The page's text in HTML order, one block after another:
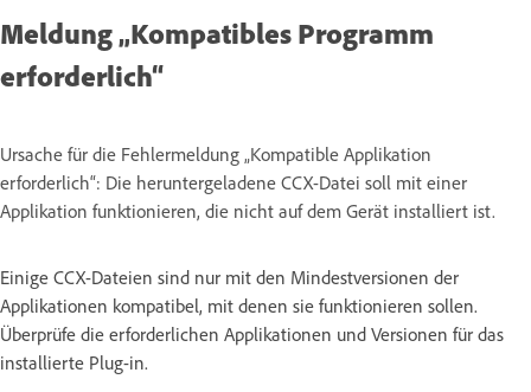
Meldung „Kompatibles Programm
erforderlich“
Ursache für die Fehlermeldung „Kompatible Applikation
erforderlich“: Die heruntergeladene CCX-Datei soll mit einer
Applikation funktionieren, die nicht auf dem Gerät installiert ist.
Einige CCX-Dateien sind nur mit den Mindestversionen der
Applikationen kompatibel, mit denen sie funktionieren sollen.
Überprüfe die erforderlichen Applikationen und Versionen für das
installierte Plug-in.